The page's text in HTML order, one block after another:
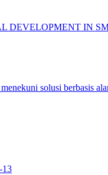
DEVELOPMENT IN
solusi berbasis
13